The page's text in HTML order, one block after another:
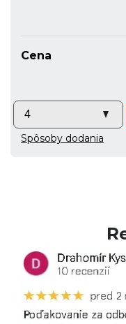
Cena
Spôsoby dodania